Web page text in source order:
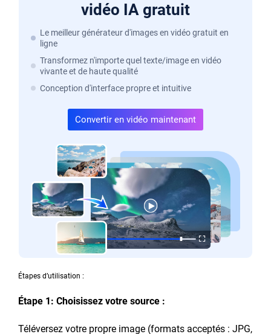
vidéo IA gratuit
Le meilleur générateur d'images en vidéo gratuit en
ligne
Transformez n'importe quel texte/image en vidéo
vivante et de haute qualité
Conception d'interface propre et intuitive
Convertir en vidéo maintenant
Étapes d’utilisation :
Étape 1: Choisissez votre source :
Téléversez votre propre image (formats acceptés : JPG,